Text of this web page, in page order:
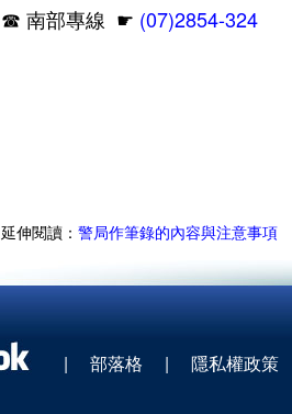
☎ 南部專線 ☛ (07)2854-324
延伸閱讀： 警局作筆錄的內容與注意事項
| 部落格 | 隱私權政策